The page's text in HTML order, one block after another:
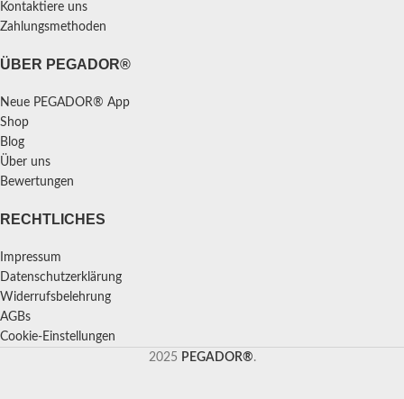
Kontaktiere uns
Zahlungsmethoden
ÜBER PEGADOR®
Neue PEGADOR® App
Shop
Blog
Über uns
Bewertungen
RECHTLICHES
Impressum
Datenschutzerklärung
Widerrufsbelehrung
AGBs
Cookie-Einstellungen
2025 PEGADOR®.